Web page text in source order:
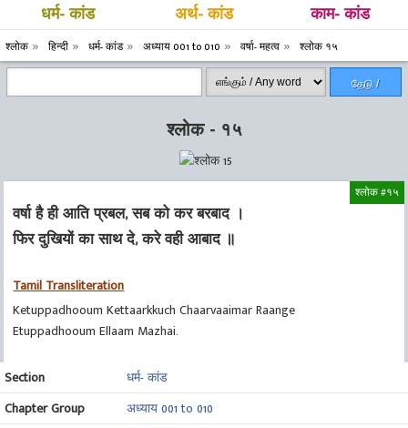
धर्म- कांड अर्थ- कांड काम- कांड
श्लोक हिन्दी धर्म- कांड अध्याय 001 to 010 वर्षा- महत्व श्लोक १५
தேடு /
श्लोक - १५
श्लोक #१५
वर्षा है ही आति प्रबल, सब को कर बरबाद ।
फिर दुखियों का साथ दे, करे वही आबाद ॥
Tamil Transliteration
Ketuppadhooum Kettaarkkuch Chaarvaaimar Raange
Etuppadhooum Ellaam Mazhai.
Section
धर्म- कांड
Chapter Group
अध्याय 001 to 010